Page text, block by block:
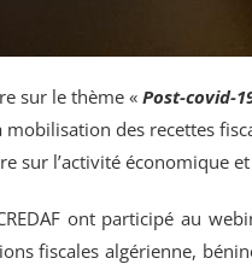
sur le thème « Post-covid-
des recettes
sur l’activité économique
ont participé au
fiscales algérienne,